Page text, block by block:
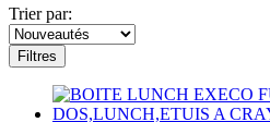
Trier par:
Filtres